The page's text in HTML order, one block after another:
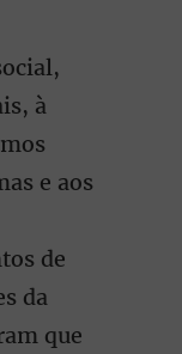
à
e aos
de
da
que